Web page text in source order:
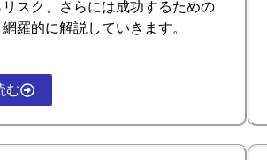
スク、さらには成功するための
羅的に解説していきます。
む